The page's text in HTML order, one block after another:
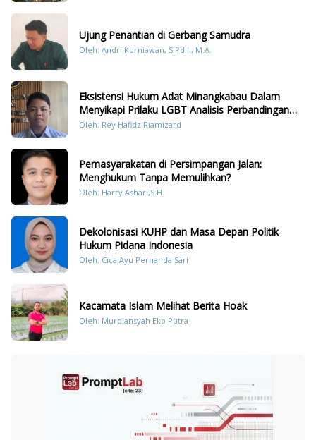
Ujung Penantian di Gerbang Samudra
Oleh: Andri Kurniawan, S.Pd.I., M.A.
Eksistensi Hukum Adat Minangkabau Dalam
Menyikapi Prilaku LGBT Analisis Perbandingan
Dengan Hukum Pidana
Oleh: Rey Hafidz Riamizard
Pemasyarakatan di Persimpangan Jalan:
Menghukum Tanpa Memulihkan?
Oleh: Harry Ashari,S.H.
Dekolonisasi KUHP dan Masa Depan Politik
Hukum Pidana Indonesia
Oleh: Cica Ayu Pernanda Sari
Kacamata Islam Melihat Berita Hoak
Oleh: Murdiansyah Eko Putra